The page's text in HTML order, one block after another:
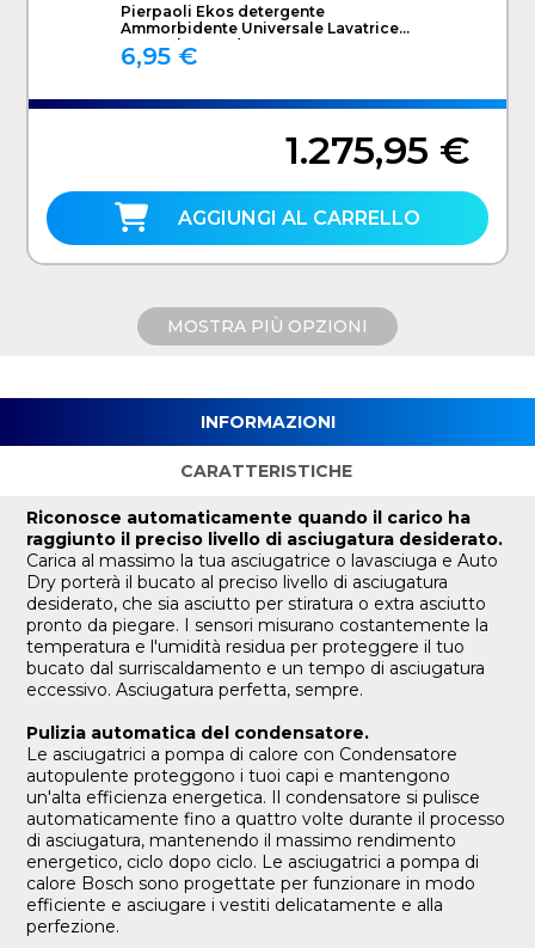
Pierpaoli Ekos detergente
Ammorbidente Universale Lavatrice
1000 ml Lavanda
6,95 €
1.275,95 €
AGGIUNGI AL CARRELLO
MOSTRA PIÙ OPZIONI
INFORMAZIONI
CARATTERISTICHE
Riconosce automaticamente quando il carico ha
raggiunto il preciso livello di asciugatura desiderato.
Carica al massimo la tua asciugatrice o lavasciuga e Auto
Dry porterà il bucato al preciso livello di asciugatura
desiderato, che sia asciutto per stiratura o extra asciutto
pronto da piegare. I sensori misurano costantemente la
temperatura e l'umidità residua per proteggere il tuo
bucato dal surriscaldamento e un tempo di asciugatura
eccessivo. Asciugatura perfetta, sempre.
Pulizia automatica del condensatore.
Le asciugatrici a pompa di calore con Condensatore
autopulente proteggono i tuoi capi e mantengono
un'alta efficienza energetica. Il condensatore si pulisce
automaticamente fino a quattro volte durante il processo
di asciugatura, mantenendo il massimo rendimento
energetico, ciclo dopo ciclo. Le asciugatrici a pompa di
calore Bosch sono progettate per funzionare in modo
efficiente e asciugare i vestiti delicatamente e alla
perfezione.